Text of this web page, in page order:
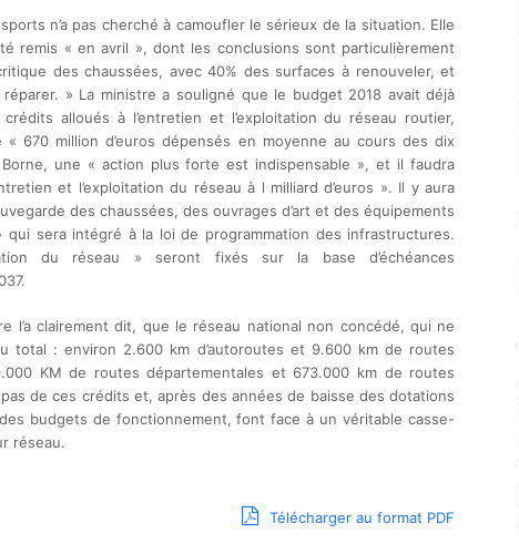
n’a pas cherché à camoufler le sérieux de la situation. Elle
remis « en avril », dont les conclusions sont particulièrement
des chaussées, avec 40% des surfaces à renouveler, et
» La ministre a souligné que le budget 2018 avait déjà
alloués à l’entretien et l’exploitation du réseau routier,
670 million d’euros dépensés en moyenne au cours des dix
une « action plus forte est indispensable », et il faudra
et l’exploitation du réseau à l milliard d’euros ». Il y aura
des chaussées, des ouvrages d’art et des équipements
sera intégré à la loi de programmation des infrastructures.
du réseau » seront fixés sur la base d’échéances
l’a clairement dit, que le réseau national non concédé, qui ne
total : environ 2.600 km d’autoroutes et 9.600 km de routes
KM de routes départementales et 673.000 km de routes
de ces crédits et, après des années de baisse des dotations
budgets de fonctionnement, font face à un véritable casse-
réseau.
Télécharger au format PDF